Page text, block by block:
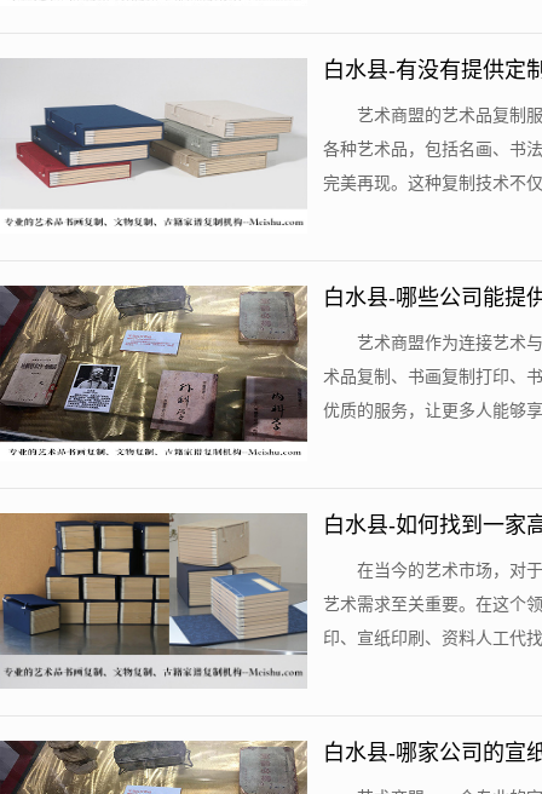
白水县-有没有提供定
艺术商盟的艺术品复制
各种艺术品，包括名画、书
完美再现。这种复制技术不
白水县-哪些公司能提
艺术商盟作为连接艺术
术品复制、书画复制打印、
优质的服务，让更多人能够
白水县-如何找到一家
在当今的艺术市场，对
艺术需求至关重要。在这个
印、宣纸印刷、资料人工代
白水县-哪家公司的宣